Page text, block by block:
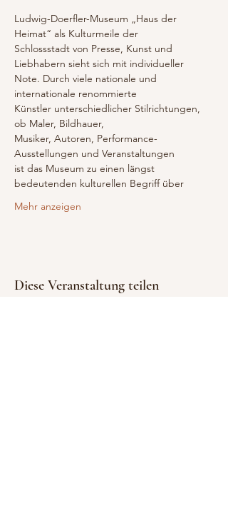
Ludwig-Doerfler-Museum „Haus der
Heimat“ als Kulturmeile der
Schlossstadt von Presse, Kunst und
Liebhabern sieht sich mit individueller
Note. Durch viele nationale und
internationale renommierte
Künstler unterschiedlicher Stilrichtungen,
ob Maler, Bildhauer,
Musiker, Autoren, Performance-
Ausstellungen und Veranstaltungen
ist das Museum zu einen längst
bedeutenden kulturellen Begriff über
Mehr anzeigen
Diese Veranstaltung teilen